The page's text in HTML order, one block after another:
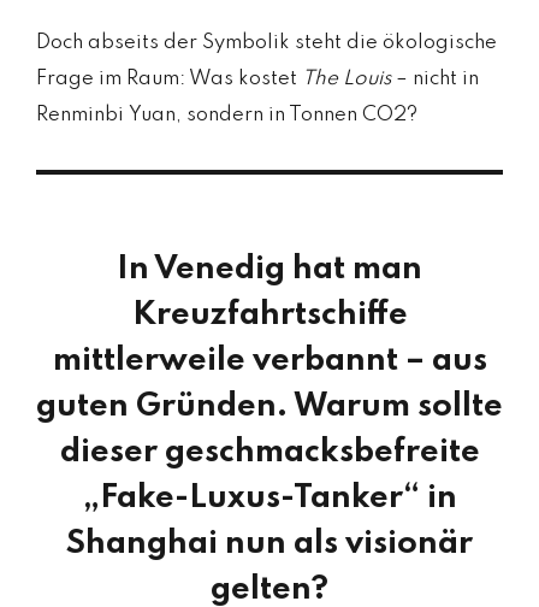
Doch abseits der Symbolik steht die ökologische
Frage im Raum: Was kostet The Louis– nicht in
Renminbi Yuan, sondern in Tonnen CO2?
In Venedig hat man
Kreuzfahrtschiffe
mittlerweile verbannt – aus
guten Gründen. Warum sollte
dieser geschmacksbefreite
„Fake-Luxus-Tanker“ in
Shanghai nun als visionär
gelten?